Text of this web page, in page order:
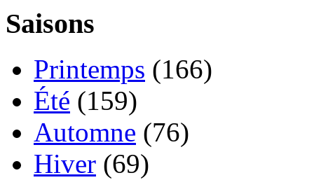
Saisons
Printemps (166)
Été (159)
Automne (76)
Hiver (69)